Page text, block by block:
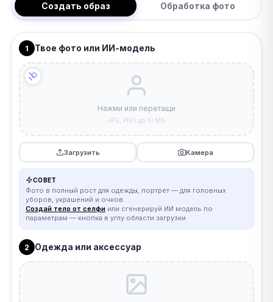
Создать образ Обработка фото
1 Твое фото или ИИ-модель
Нажми или перетащи
JPG, PNG до 10 МБ
Загрузить Камера
СОВЕТ
Фото в полный рост для одежды, портрет — для головных
уборов, украшений и очков.
Создай тело от селфи или сгенерируй ИИ модель по
параметрам — кнопка в углу области загрузки
2 Одежда или аксессуар